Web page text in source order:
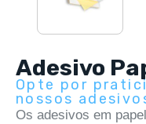
Adesivo
Opte por
nossos
Os adesivos em